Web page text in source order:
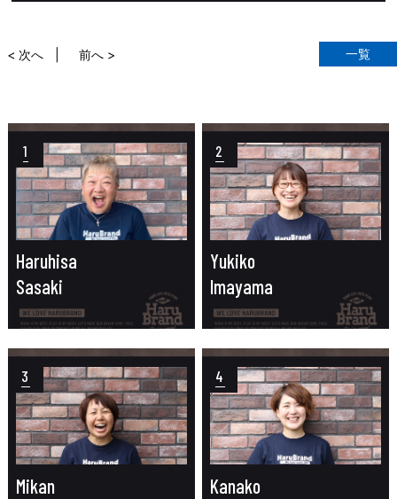
一覧
< 次へ 前へ >
Haruhisa
Sasaki
1
Yukiko
Imayama
2
Mikan
3
Kanako
4